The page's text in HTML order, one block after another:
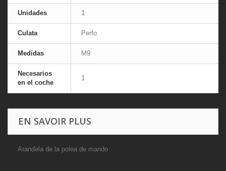
Unidades 1
Culata Perfo
Medidas M9
Necesarios
en el coche
1
EN SAVOIR PLUS
Arandela de la polea de mando